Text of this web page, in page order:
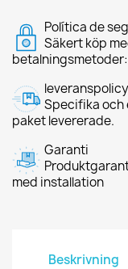
Política de
Säkert köp
betalningsmetoder:
leveranspolicy
Specifika och
paket levererade.
Garanti
med installation
Beskrivning